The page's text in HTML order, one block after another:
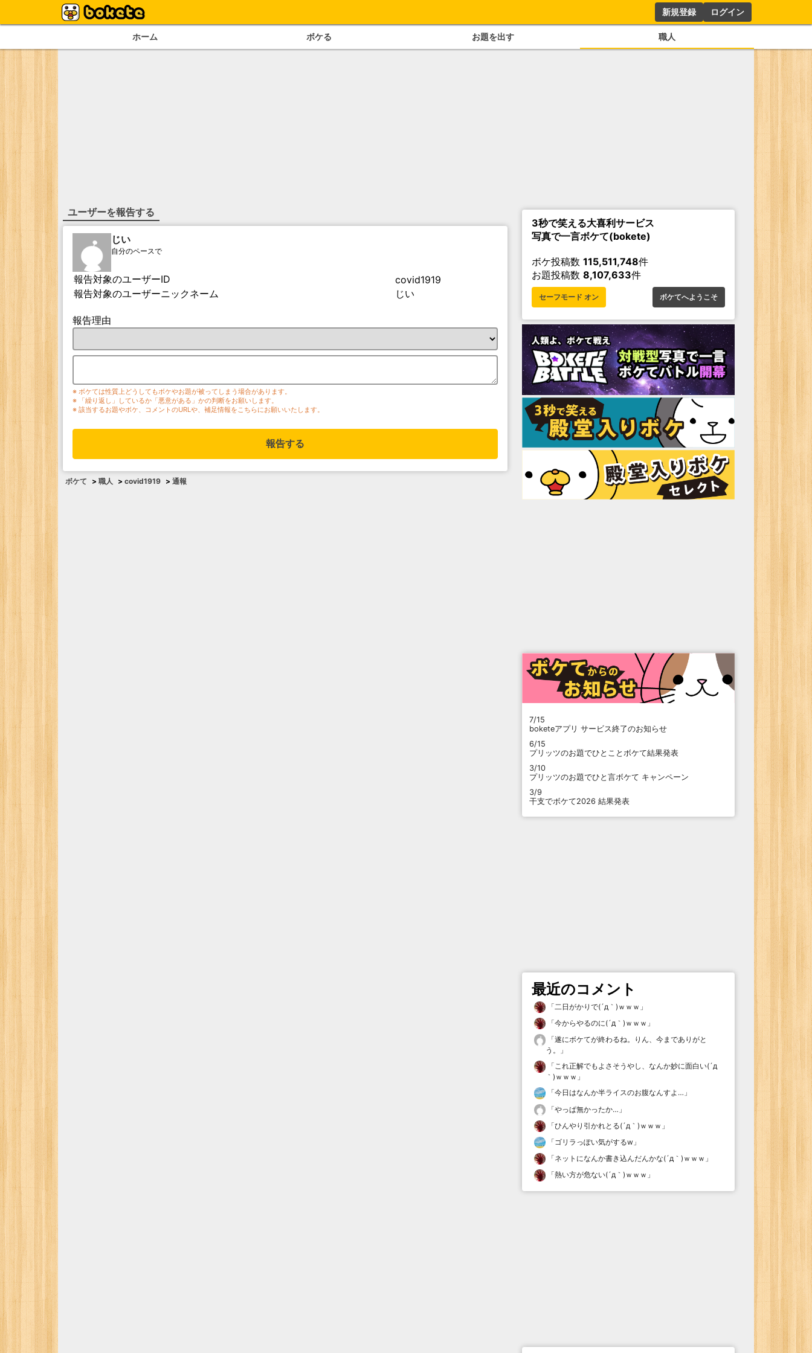
新規登録 ログイン
ホーム ボケる お題を出す 職人
ユーザーを報告する
じい
自分のペースで
報告対象のユーザーID
covid1919
報告対象のユーザーニックネーム
じい
報告理由
※ ボケては性質上どうしてもボケやお題が被ってしまう場合があります。
※ 「繰り返し」しているか「悪意がある」かの判断をお願いします。
※ 該当するお題やボケ、コメントのURLや、補足情報をこちらにお願いいたします。
報告する
ボケて > 職人 > covid1919 > 通報
3秒で笑える大喜利サービス
写真で一言ボケて(bokete)
ボケ投稿数 115,511,748件
お題投稿数 8,107,633件
セーフモード オン ボケてへようこそ
7/15
boketeアプリ サービス終了のお知らせ
6/15
プリッツのお題でひとことボケて結果発表
3/10
プリッツのお題でひと言ボケて キャンペーン
3/9
干支でボケて2026 結果発表
最近のコメント
「二日がかりで(´д｀)ｗｗｗ 」
「今からやるのに(´д｀)ｗｗｗ 」
「遂にボケてが終わるね。りん、今までありがと
う。
」
「これ正解でもよさそうやし、なんか妙に面白い(´д
｀)ｗｗｗ 」
「今日はなんか半ライスのお腹なんすよ… 」
「やっぱ無かったか… 」
「ひんやり引かれとる(´д｀)ｗｗｗ 」
「ゴリラっぽい気がするw 」
「ネットになんか書き込んだんかな(´д｀)ｗｗｗ 」
「熱い方が危ない(´д｀)ｗｗｗ 」